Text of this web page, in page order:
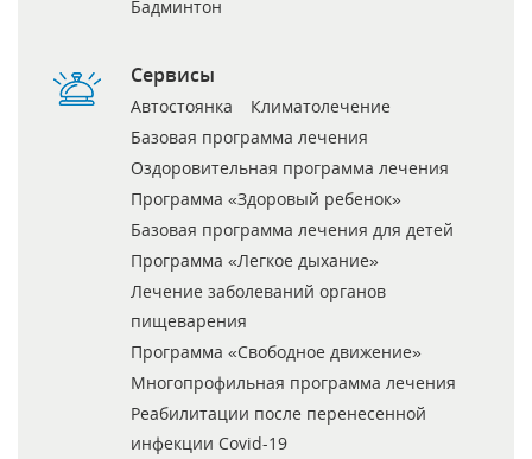
Бадминтон
Сервисы
Автостоянка
Климатолечение
Базовая программа лечения
Оздоровительная программа лечения
Программа «Здоровый ребенок»
Базовая программа лечения для детей
Программа «Легкое дыхание»
Лечение заболеваний органов
пищеварения
Программа «Свободное движение»
Многопрофильная программа лечения
Реабилитации после перенесенной
инфекции Covid-19